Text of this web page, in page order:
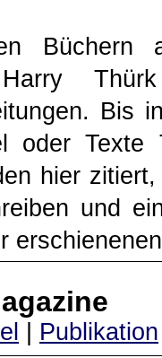
Bis
oder Texte
hier
und
Publikation